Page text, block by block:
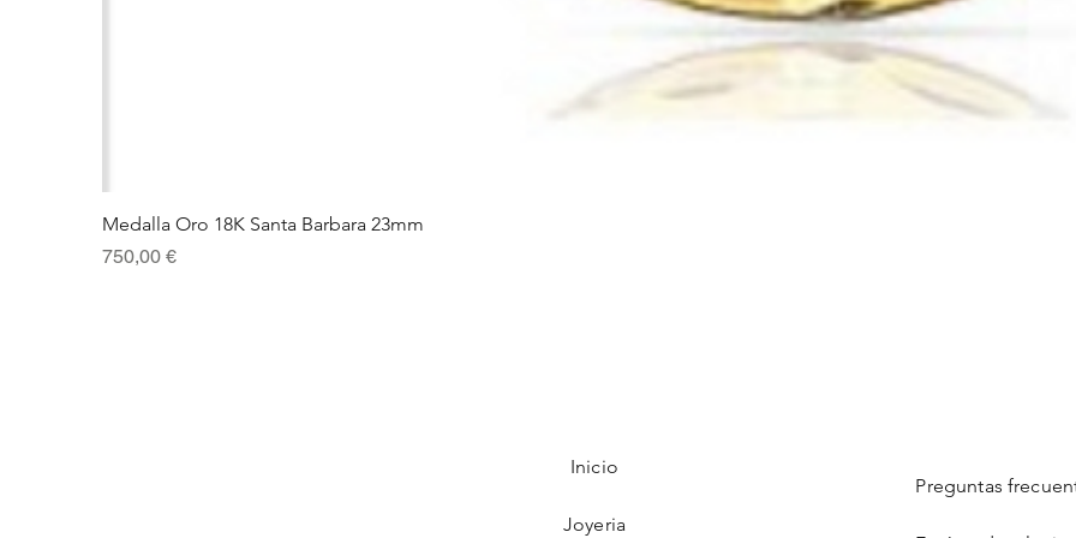
Medalla Oro 18K Santa Barbara 23mm
Precio
750,00 €
Inicio
Joyeria
Preguntas